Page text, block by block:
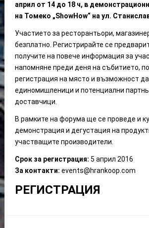
април от 14 до 18 ч, в
на Томеко „ShowHow“ на ул.
Участието за ресторантьори,
безплатно. Регистрирайте се
получите на повече информация за
напомняне преди деня на събитието,
регистрация на място и възможност
единомишленици и потенциални
доставчици.
В рамките на форума ще се проведе и
демонстрация и дегустация на
участващите производители.
Срок за регистрация: 5 април 2016
За контакти: events@hrankoop.com
РЕГИСТРАЦИЯ